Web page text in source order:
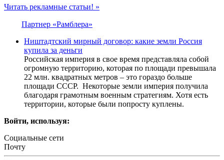
Читать рекламные статьи! »
Партнер «Рамблера»
Ништадтский мирный договор: какие земли Россия
купила за деньги
Российская империя в свое время представляла собой
огромную территорию, которая по площади превышала
22 млн. квадратных метров – это гораздо больше
площади СССР. Некоторые земли империя получила
благодаря грамотным военным стратегиям. Хотя есть
территории, которые были попросту куплены.
Войти, используя:
Социальные сети
Почту